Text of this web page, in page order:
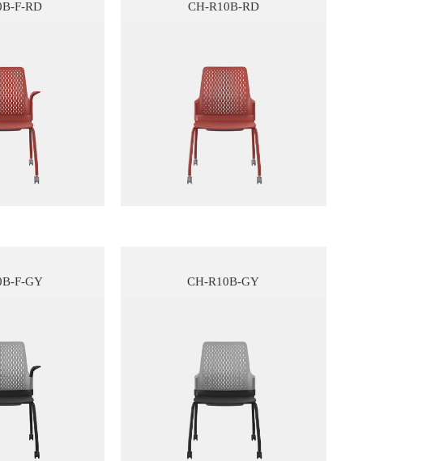
F-RD CH-R10B-RD
F-GY CH-R10B-GY